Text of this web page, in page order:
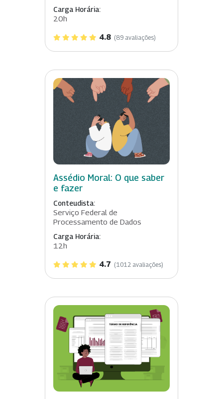
Carga Horária:
20h
4.8 (89 avaliações)
Assédio Moral: O que saber
e fazer
Conteudista:
Serviço Federal de
Processamento de Dados
Carga Horária:
12h
4.7 (1012 avaliações)